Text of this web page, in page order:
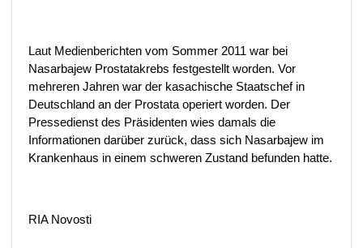
Laut Medienberichten vom Sommer 2011 war bei
Nasarbajew Prostatakrebs festgestellt worden. Vor
mehreren Jahren war der kasachische Staatschef in
Deutschland an der Prostata operiert worden. Der
Pressedienst des Präsidenten wies damals die
Informationen darüber zurück, dass sich Nasarbajew im
Krankenhaus in einem schweren Zustand befunden hatte.
RIA Novosti